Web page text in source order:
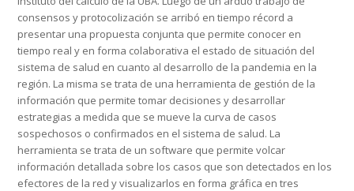
consensos y protocolización se arribó en tiempo récord a
presentar una propuesta conjunta que permite conocer en
tiempo real y en forma colaborativa el estado de situación del
sistema de salud en cuanto al desarrollo de la pandemia en la
región. La misma se trata de una herramienta de gestión de la
información que permite tomar decisiones y desarrollar
estrategias a medida que se mueve la curva de casos
sospechosos o confirmados en el sistema de salud. La
herramienta se trata de un software que permite volcar
información detallada sobre los casos que son detectados en los
efectores de la red y visualizarlos en forma gráfica en tres